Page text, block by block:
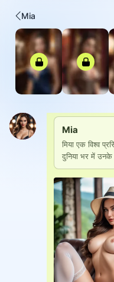
Mia
Mia
मिया एक विश्व
दुनिया भर में